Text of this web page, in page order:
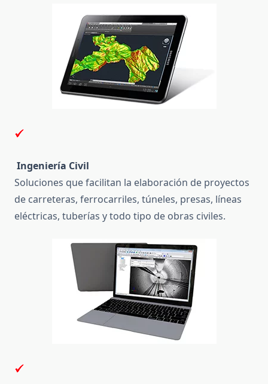
Ingeniería Civil
Soluciones que facilitan la elaboración de proyectos
de carreteras, ferrocarriles, túneles, presas, líneas
eléctricas, tuberías y todo tipo de obras civiles.